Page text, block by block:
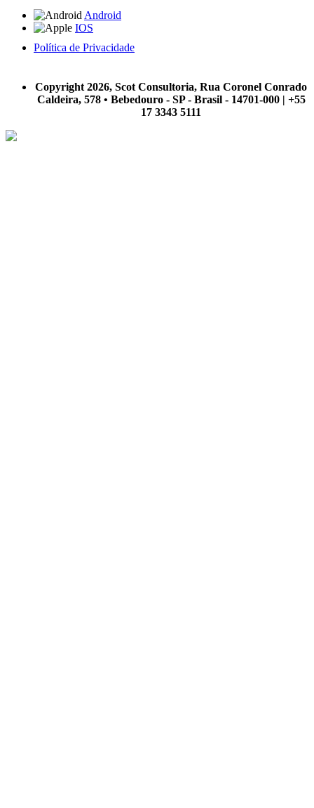
Android
IOS
Política de Privacidade
Copyright 2026, Scot Consultoria, Rua Coronel Conrado
Caldeira, 578 • Bebedouro - SP - Brasil - 14701-000 | +55
17 3343 5111